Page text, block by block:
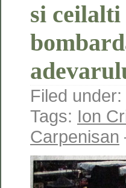
si
Filed under:
Tags: Ion
Carpenisan